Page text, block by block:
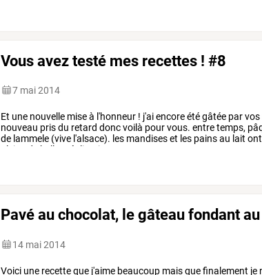
Vous avez testé mes recettes ! #8
7 mai 2014
Et une nouvelle miseà l'honneur ! j'aiencoreétégâtée parvos
nouveau prisdu retard doncvoilà pourvous. entretemps,
de lammele (vive l'alsace). les mandiseset les painsau lait ont
pleins
de belles réalisations
Pavé au chocolat, le gâteau fondant
14 mai 2014
Voici une recetteque j'aime beaucoup maisquefinalement je